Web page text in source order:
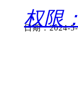
权限
日期：2024-